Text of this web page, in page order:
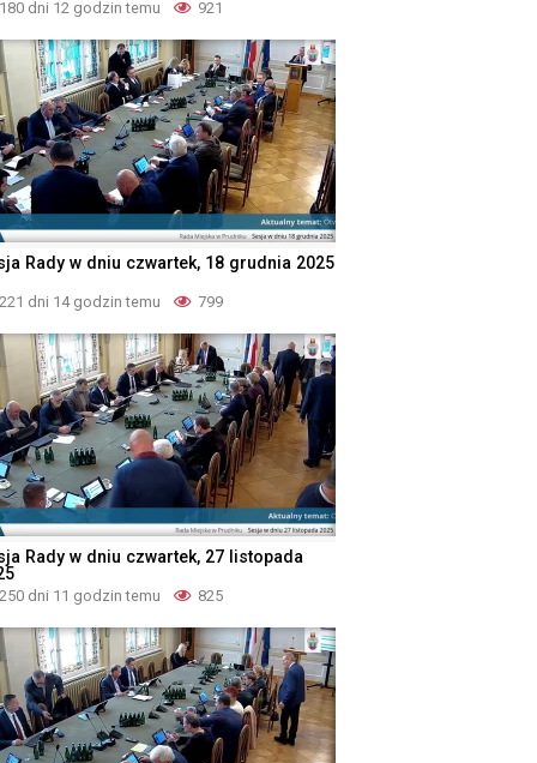
180 dni 12 godzin temu 921
Rady w dniu czwartek, 18 grudnia 2025
221 dni 14 godzin temu 799
Rady w dniu czwartek, 27 listopada
250 dni 11 godzin temu 825